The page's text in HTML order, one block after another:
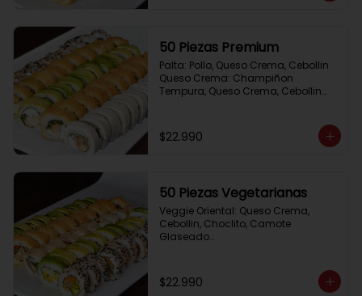
50 Piezas Premium
Palta: Pollo, Queso Crema, Cebollin
Queso Crema: Champiñon
Tempura, Queso Crema, Cebollin
Cebollin
Frito 2: Pollo, Queso Crema, Cebollin
$22.990
50 Piezas Vegetarianas
Veggie Oriental: Queso Crema,
Cebollin, Choclito, Camote
Glaseado
Avocado Veggie:	Palmito, Choclito,
Queso Crema, Cebollin
$22.990